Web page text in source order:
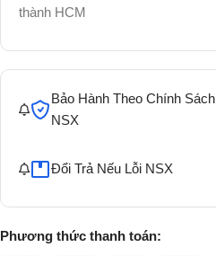
thành HCM
Bảo Hành Theo Chính Sách
NSX
Đổi Trả Nếu Lỗi NSX
Phương thức thanh toán: